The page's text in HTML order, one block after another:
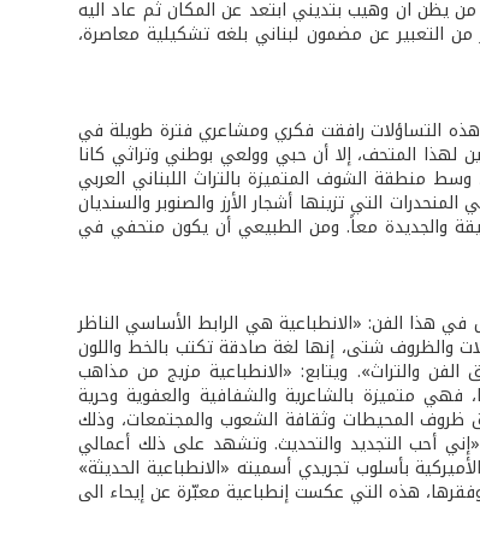
يظن ان وهيب بتديني ابتعد عن المكان ثم عاد اليه
التعبير عن مضمون لبناني بلغه تشكيلية معاصرة،
التساؤلات رافقت فكري ومشاعري فترة طويلة في
لهذا المتحف، إلا أن حبي وولعي بوطني وتراثي كانا
وسط منطقة الشوف المتميزة بالتراث اللبناني العربي
التي تزينها أشجار الأرز والصنوبر والسنديان
والجديدة معاً. ومن الطبيعي أن يكون متحفي في
هذا الفن: «الانطباعية هي الرابط الأساسي الناظر
والظروف شتى، إنها لغة صادقة تكتب بالخط واللون
والتراث». ويتابع: «الانطباعية مزيج من مذاهب
فهي متميزة بالشاعرية والشفافية والعفوية وحرية
ظروف المحيطات وثقافة الشعوب والمجتمعات، وذلك
«إني أحب التجديد والتحديث. وتشهد على ذلك أعمالي
بأسلوب تجريدي أسميته «الانطباعية الحديثة»
هذه التي عكست إنطباعية معبّرة عن إيحاء الى